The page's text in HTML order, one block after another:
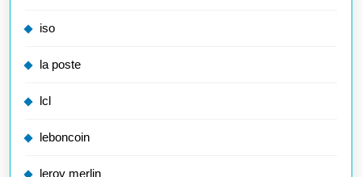
iso
la poste
lcl
leboncoin
leroy merlin